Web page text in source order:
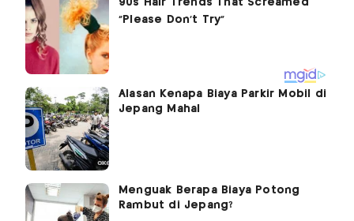
Alasan Kenapa Biaya Parkir Mobil di
Jepang Mahal
Menguak Berapa Biaya Potong
Rambut di Jepang?